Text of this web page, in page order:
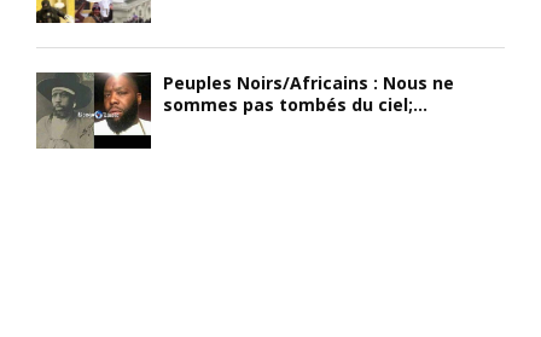
Peuples Noirs/Africains : Nous ne
sommes pas tombés du ciel;...